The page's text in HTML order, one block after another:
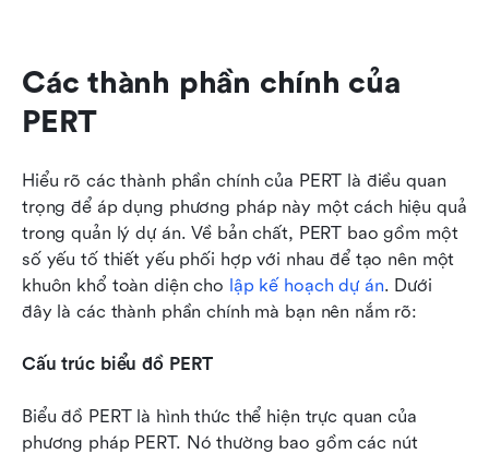
Các thành phần chính của
PERT
Hiểu rõ các thành phần chính của PERT là điều quan
trọng để áp dụng phương pháp này một cách hiệu quả
trong quản lý dự án. Về bản chất, PERT bao gồm một
số yếu tố thiết yếu phối hợp với nhau để tạo nên một
khuôn khổ toàn diện cho lập kế hoạch dự án. Dưới
đây là các thành phần chính mà bạn nên nắm rõ:
Cấu trúc biểu đồ PERT
Biểu đồ PERT là hình thức thể hiện trực quan của
phương pháp PERT. Nó thường bao gồm các nút